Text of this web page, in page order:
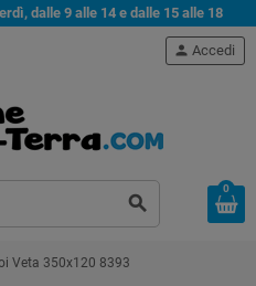
dalle 9 alle 14 e dalle 15 alle 18
search
person Accedi
0
Veta 350x120 8393